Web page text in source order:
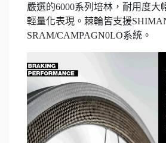
嚴選的6000系列培林，耐用度大
輕量化表現。棘輪皆支援
SRAM/CAMPAGN0LO系統。